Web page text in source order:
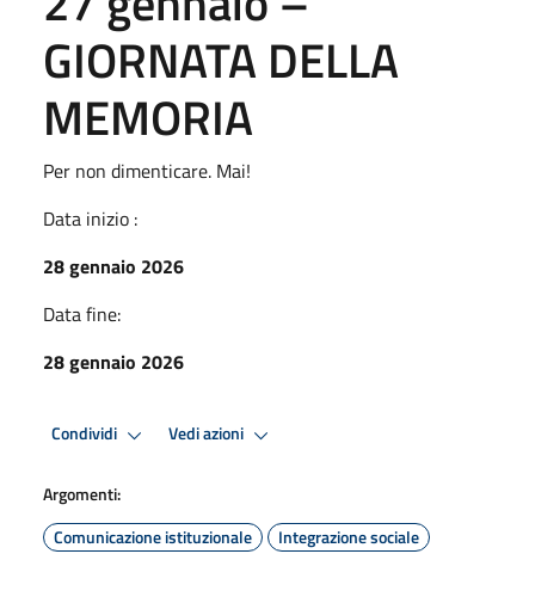
GIORNATA DELLA
MEMORIA
Per non dimenticare. Mai!
Data inizio :
28 gennaio 2026
Data fine:
28 gennaio 2026
Condividi Vedi azioni
Argomenti:
Comunicazione istituzionale
Integrazione sociale